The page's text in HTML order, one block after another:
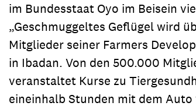
im Bundesstaat Oyo im Beisein
„Geschmuggeltes Geflügel wird
Mitglieder seiner Farmers
in Ibadan. Von den 500.000
veranstaltet Kurse zu
eineinhalb Stunden mit dem